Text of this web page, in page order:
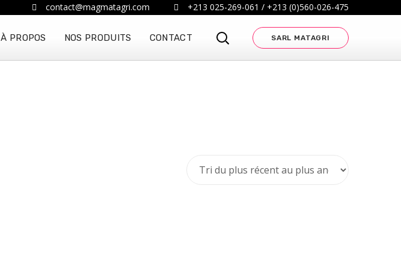
contact@magmatagri.com +213 025-269-061 / +213 (0)560-026-475
À PROPOS NOS PRODUITS CONTACT SARL MATAGRI